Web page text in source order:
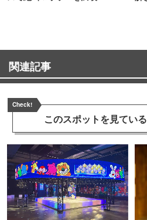
関連記事
Check!
このスポットを見ている